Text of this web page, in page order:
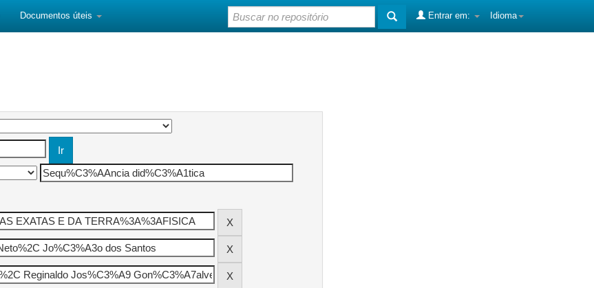
Documentos úteis Idioma
Entrar em: